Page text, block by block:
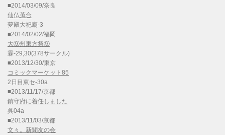
■2014/03/09/奈良
仙仏蒐合
夢殿大祀廟-3
■2014/02/02/福岡
大⑨州東方祭⑨
霖-29,30(378サークル)
■2013/12/30/東京
コミックマーケット85
2日目東セ-30a
■2013/11/17/京都
鎮守府に着任しました
呉04a
■2013/11/03/京都
文々。新聞友の会